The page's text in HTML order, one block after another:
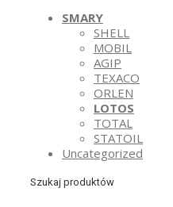
SMARY
SHELL
MOBIL
AGIP
TEXACO
ORLEN
LOTOS
TOTAL
STATOIL
Uncategorized
Szukaj produktów